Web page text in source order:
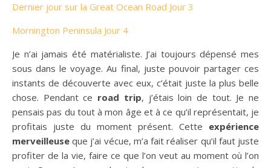
Dernier jour sur la Great Ocean Road Jour 3
Mornington Peninsula Jour 4
Je n’ai jamais été matérialiste. J’ai toujours dépensé mes
sous dans le voyage. Au final, juste pouvoir partager ces
instants de découverte avec eux, c’était juste la plus belle
chose. Pendant ce road trip, j’étais loin de tout. Je ne
pensais pas du tout à mon âge et à ce qu’il représentait, je
profitais juste du moment présent. Cette expérience
merveilleuse que j’ai vécue, m’a fait réaliser qu’il faut juste
profiter de la vie, faire ce que l’on veut au moment où l’on